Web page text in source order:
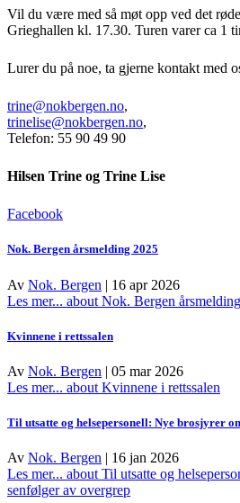
Vil du være med så møt opp ved det
Grieghallen kl. 17.30. Turen varer ca 1
Lurer du på noe, ta gjerne kontakt med
trine@nokbergen.no,
trinelise@nokbergen.no,
Telefon: 55 90 49 90
Hilsen Trine og Trine Lise
Facebook
Nok. Bergen årsmelding 2025
Av Nok. Bergen | 16 apr 2026
Les mer... about Nok. Bergen
Kvinnene i rettssalen
Av Nok. Bergen | 05 mar 2026
Les mer... about Kvinnene i rettssalen
Til utsatte og helsepersonell: Nye brosjyrer
Av Nok. Bergen | 16 jan 2026
Les mer... about Til utsatte og
senfølger av overgrep